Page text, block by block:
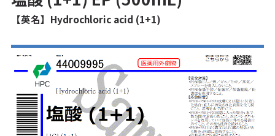
【英名】Hydrochloric acid (1+1)